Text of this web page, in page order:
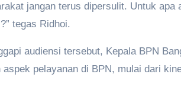
jangan terus dipersulit. Untuk
tegas Ridhoi.
audiensi tersebut, Kepala BPN
aspek pelayanan di BPN, mulai dari